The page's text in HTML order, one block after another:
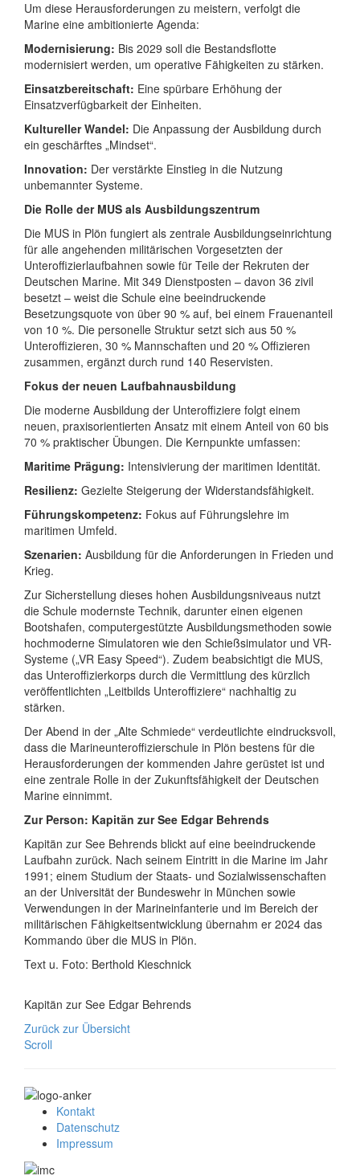
Um diese Herausforderungen zu meistern, verfolgt die
Marine eine ambitionierte Agenda:
Modernisierung: Bis 2029 soll die Bestandsflotte
modernisiert werden, um operative Fähigkeiten zu stärken.
Einsatzbereitschaft: Eine spürbare Erhöhung der
Einsatzverfügbarkeit der Einheiten.
Kultureller Wandel: Die Anpassung der Ausbildung durch
ein geschärftes „Mindset“.
Innovation: Der verstärkte Einstieg in die Nutzung
unbemannter Systeme.
Die Rolle der MUS als Ausbildungszentrum
Die MUS in Plön fungiert als zentrale Ausbildungseinrichtung
für alle angehenden militärischen Vorgesetzten der
Unteroffizierlaufbahnen sowie für Teile der Rekruten der
Deutschen Marine. Mit 349 Dienstposten – davon 36 zivil
besetzt – weist die Schule eine beeindruckende
Besetzungsquote von über 90 % auf, bei einem Frauenanteil
von 10 %. Die personelle Struktur setzt sich aus 50 %
Unteroffizieren, 30 % Mannschaften und 20 % Offizieren
zusammen, ergänzt durch rund 140 Reservisten.
Fokus der neuen Laufbahnausbildung
Die moderne Ausbildung der Unteroffiziere folgt einem
neuen, praxisorientierten Ansatz mit einem Anteil von 60 bis
70 % praktischer Übungen. Die Kernpunkte umfassen:
Maritime Prägung: Intensivierung der maritimen Identität.
Resilienz: Gezielte Steigerung der Widerstandsfähigkeit.
Führungskompetenz: Fokus auf Führungslehre im
maritimen Umfeld.
Szenarien: Ausbildung für die Anforderungen in Frieden und
Krieg.
Zur Sicherstellung dieses hohen Ausbildungsniveaus nutzt
die Schule modernste Technik, darunter einen eigenen
Bootshafen, computergestützte Ausbildungsmethoden sowie
hochmoderne Simulatoren wie den Schießsimulator und VR-
Systeme („VR Easy Speed“). Zudem beabsichtigt die MUS,
das Unteroffizierkorps durch die Vermittlung des kürzlich
veröffentlichten „Leitbilds Unteroffiziere“ nachhaltig zu
stärken.
Der Abend in der „Alte Schmiede“ verdeutlichte eindrucksvoll,
dass die Marineunteroffizierschule in Plön bestens für die
Herausforderungen der kommenden Jahre gerüstet ist und
eine zentrale Rolle in der Zukunftsfähigkeit der Deutschen
Marine einnimmt.
Zur Person: Kapitän zur See Edgar Behrends
Kapitän zur See Behrends blickt auf eine beeindruckende
Laufbahn zurück. Nach seinem Eintritt in die Marine im Jahr
1991; einem Studium der Staats- und Sozialwissenschaften
an der Universität der Bundeswehr in München sowie
Verwendungen in der Marineinfanterie und im Bereich der
militärischen Fähigkeitsentwicklung übernahm er 2024 das
Kommando über die MUS in Plön.
Text u. Foto: Berthold Kieschnick
Kapitän zur See Edgar Behrends
Zurück zur Übersicht
Scroll
Kontakt
Datenschutz
Impressum